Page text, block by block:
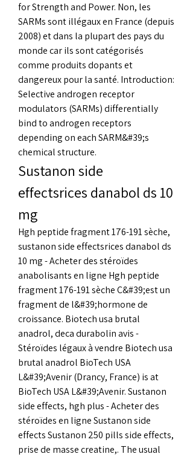
for Strength and Power. Non, les
SARMs sont illégaux en France (depuis
2008) et dans la plupart des pays du
monde car ils sont catégorisés
comme produits dopants et
dangereux pour la santé. Introduction:
Selective androgen receptor
modulators (SARMs) differentially
bind to androgen receptors
depending on each SARM&#39;s
chemical structure.
Sustanon side
effectsrices danabol ds 10
mg
Hgh peptide fragment 176-191 sèche,
sustanon side effectsrices danabol ds
10 mg - Acheter des stéroïdes
anabolisants en ligne Hgh peptide
fragment 176-191 sèche C&#39;est un
fragment de l&#39;hormone de
croissance. Biotech usa brutal
anadrol, deca durabolin avis -
Stéroïdes légaux à vendre Biotech usa
brutal anadrol BioTech USA
L&#39;Avenir (Drancy, France) is at
BioTech USA L&#39;Avenir. Sustanon
side effects, hgh plus - Acheter des
stéroïdes en ligne Sustanon side
effects Sustanon 250 pills side effects,
prise de masse creatine,. The usual